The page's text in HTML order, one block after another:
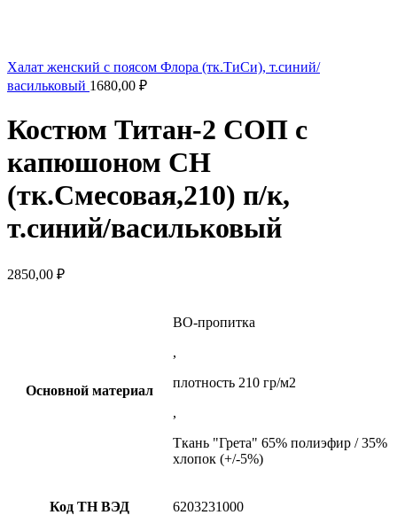
Халат женский с поясом Флора (тк.ТиСи), т.синий/
васильковый 1680,00 ₽
Костюм Титан-2 СОП с
капюшоном CH
(тк.Смесовая,210) п/к,
т.синий/васильковый
2850,00 ₽
Основной материал
ВО-пропитка
,
плотность 210 гр/м2
,
Ткань "Грета" 65% полиэфир / 35%
хлопок (+/-5%)
Код ТН ВЭД 6203231000